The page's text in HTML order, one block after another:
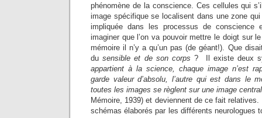
phénomène de la conscience. Ces cellules qui
image spécifique se localisent dans une zone
impliquée dans les processus de
imaginer que l’on va pouvoir mettre le doigt sur
mémoire il n’y a qu’un pas (de géant!). Que
dusensible et de son corps ? Il existe deux
appartient à la science, chaque image n’est
garde valeur d’absolu, l’autre qui est dans le
toutes les images se règlent sur une image
Mémoire, 1939) et deviennent de ce fait relatives.
schémas élaborés par les différents neurologues